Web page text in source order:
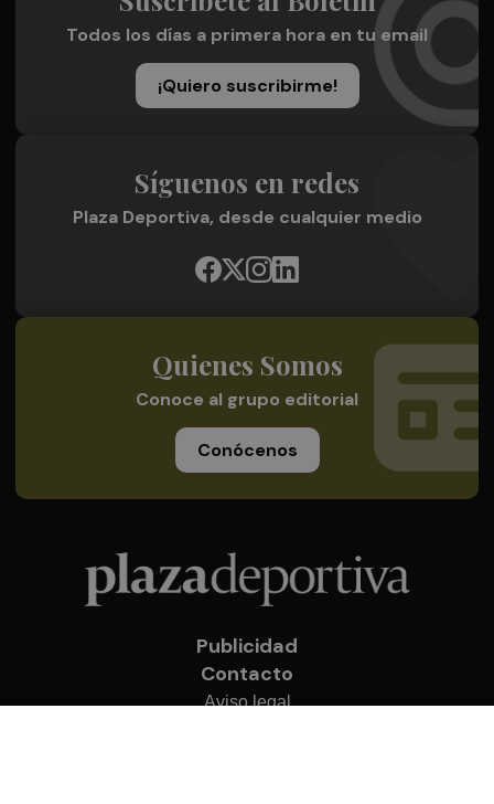
Todos los días a primera hora en tu email
¡Quiero suscribirme!
Síguenos en redes
Plaza Deportiva, desde cualquier medio
Quienes Somos
Conoce al grupo editorial
Conócenos
Publicidad
Contacto
Aviso legal